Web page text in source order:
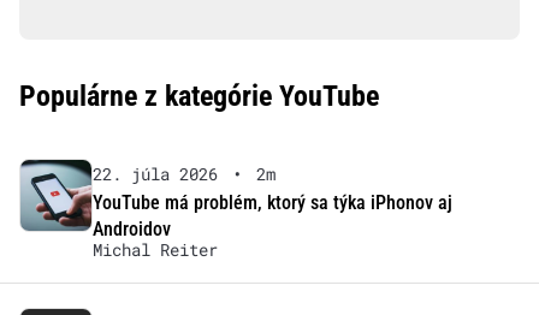
Populárne z kategórie YouTube
22. júla 2026 •
2m
YouTube má problém, ktorý sa týka iPhonov aj
Androidov
Michal Reiter